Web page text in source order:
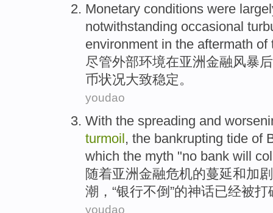
Monetary conditions were
notwithstanding occasional
environment in the aftermath of
尽管外部环境在亚洲金融风暴
币状况大致稳定。
youdao
With the spreading and
turmoil , the bankrupting tide of
which the myth "no bank will
随着亚洲金融危机的蔓延和加剧
潮，“银行不倒”的神话已经被打
youdao